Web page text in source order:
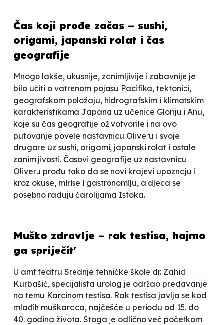
Čas koji prođe začas – sushi,
origami, japanski rolat i čas
geografije
Mnogo lakše, ukusnije, zanimljivije i zabavnije je
bilo učiti o vatrenom pojasu Pacifika, tektonici,
geografskom položaju, hidrografskim i klimatskim
karakteristikama Japana uz učenice Gloriju i Anu,
koje su čas geografije oživotvorile i na ovo
putovanje povele nastavnicu Oliveru i svoje
drugare uz sushi, origami, japanski rolat i ostale
zanimljivosti. Časovi geografije uz nastavnicu
Oliveru prođu tako da se novi krajevi upoznaju i
kroz okuse, mirise i gastronomiju, a djeca se
posebno raduju čarolijama Istoka.
Muško zdravlje – rak testisa, hajmo
ga spriječit'
U amfiteatru Srednje tehničke škole dr. Zahid
Kurbašić, specijalista urolog je održao predavanje
na temu Karcinom testisa. Rak testisa javlja se kod
mlađih muškaraca, najčešće u periodu od 15. do
40. godina života. Stoga je odlično već početkom